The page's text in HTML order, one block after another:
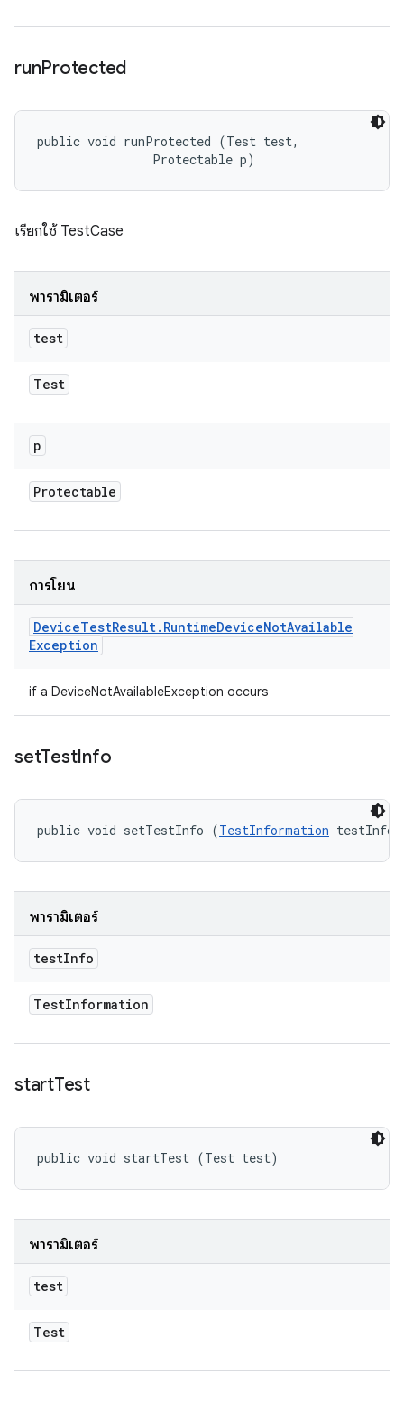
runProtected
public void runProtected (Test test,
                Protectable p)
เรียกใช้ TestCase
พารามิเตอร์
test
Test
p
Protectable
การโยน
DeviceTestResult. RuntimeDeviceNotAvailable
Exception
if a DeviceNotAvailableException occurs
setTestInfo
public void setTestInfo (TestInformation testInfo)
พารามิเตอร์
testInfo
TestInformation
startTest
public void startTest (Test test)
พารามิเตอร์
test
Test